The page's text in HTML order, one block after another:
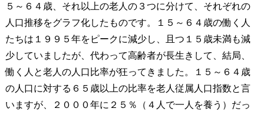
５～６４歳、それ以上の老人の３つに分けて、それぞれの
人口推移をグラフ化したものです。１５～６４歳の働く人
たちは１９９５年をピークに減少し、且つ１５歳未満も減
少していましたが、代わって高齢者が長生きして、結局、
働く人と老人の人口比率が狂ってきました。１５～６４歳
の人口に対する６５歳以上の比率を老人従属人口指数と言
いますが、２０００年に２５％（４人で一人を養う）だっ